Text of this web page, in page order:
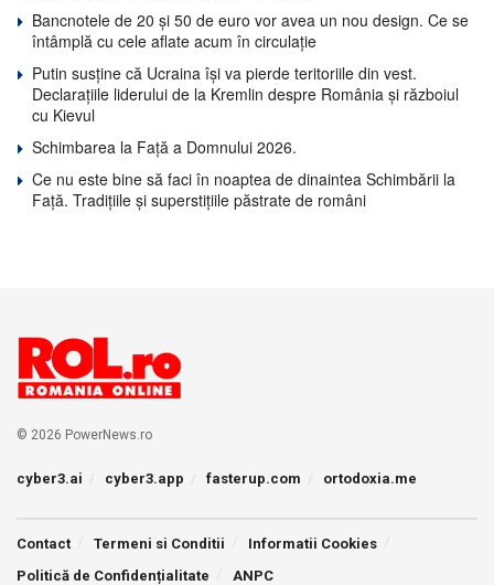
Bancnotele de 20 și 50 de euro vor avea un nou design. Ce se
întâmplă cu cele aflate acum în circulație
Putin susține că Ucraina își va pierde teritoriile din vest.
Declarațiile liderului de la Kremlin despre România și războiul
cu Kievul
Schimbarea la Față a Domnului 2026.
Ce nu este bine să faci în noaptea de dinaintea Schimbării la
Față. Tradițiile și superstițiile păstrate de români
© 2026 PowerNews.ro
cyber3.ai cyber3.app fasterup.com ortodoxia.me
Contact Termeni si Conditii
Informatii Cookies
Politică de Confidențialitate
ANPC